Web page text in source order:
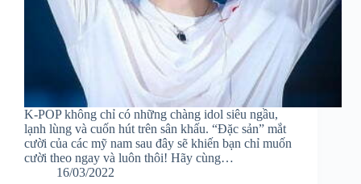
K-POP không chỉ có những chàng idol siêu ngầu,
lạnh lùng và cuốn hút trên sân khấu. “Đặc sản” mắt
cười của các mỹ nam sau đây sẽ khiến bạn chỉ muốn
cười theo ngay và luôn thôi! Hãy cùng…
16/03/2022